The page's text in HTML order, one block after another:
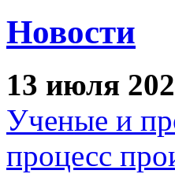
Новости
13 июля
Ученые и
процесс